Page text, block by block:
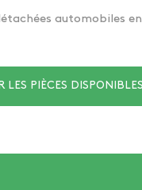
automobiles
LES PIÈCES DISPONIBLES